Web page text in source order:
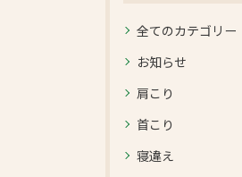
全てのカテゴリー
お知らせ
肩こり
首こり
寝違え